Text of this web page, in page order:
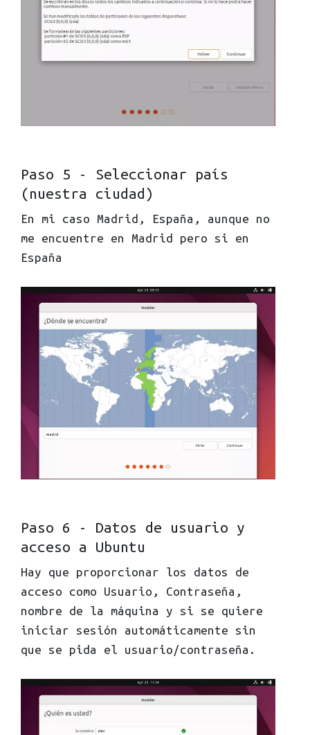
Paso 5 - Seleccionar país
(nuestra ciudad)
En mi caso Madrid, España, aunque no
me encuentre en Madrid pero si en
España
Paso 6 - Datos de usuario y
acceso a Ubuntu
Hay que proporcionar los datos de
acceso como Usuario, Contraseña,
nombre de la máquina y si se quiere
iniciar sesión automáticamente sin
que se pida el usuario/contraseña.